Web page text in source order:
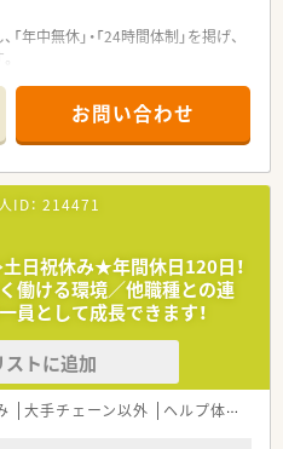
床、療養病棟144床、精神病床
, 婦人科,神経内科,リハビリテーショ
酔科
1名
年中無休」・「24時間体制」を掲げ、
おられます。
少し離れていますが、送迎バスが
5分程度）お車通勤も可能です。
ざいますので、臨床と同時に研究し
います。
制度へのサポートなど、スキルアッ
。
キルを身に付けたい方
方
身に付けたい方
る方
お問い合わせ
ID： 214471
日祝休み★年間休日120日！
働ける環境／他職種との連
員として成長できます！
ストに追加
大手チェーン以外 ヘルプ体制充実